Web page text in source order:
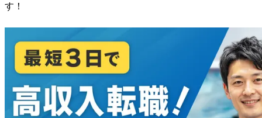
す！